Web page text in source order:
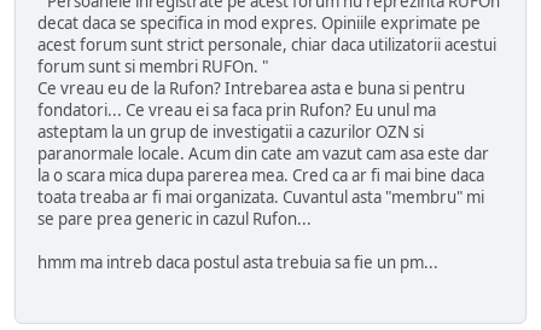
decat daca se specifica in mod expres. Opiniile exprimate pe
acest forum sunt strict personale, chiar daca utilizatorii acestui
forum sunt si membri RUFOn. "
Ce vreau eu de la Rufon? Intrebarea asta e buna si pentru
fondatori... Ce vreau ei sa faca prin Rufon? Eu unul ma
asteptam la un grup de investigatii a cazurilor OZN si
paranormale locale. Acum din cate am vazut cam asa este dar
la o scara mica dupa parerea mea. Cred ca ar fi mai bine daca
toata treaba ar fi mai organizata. Cuvantul asta "membru" mi
se pare prea generic in cazul Rufon...
hmm ma intreb daca postul asta trebuia sa fie un pm...